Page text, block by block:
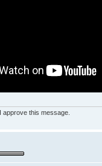
approve this message.